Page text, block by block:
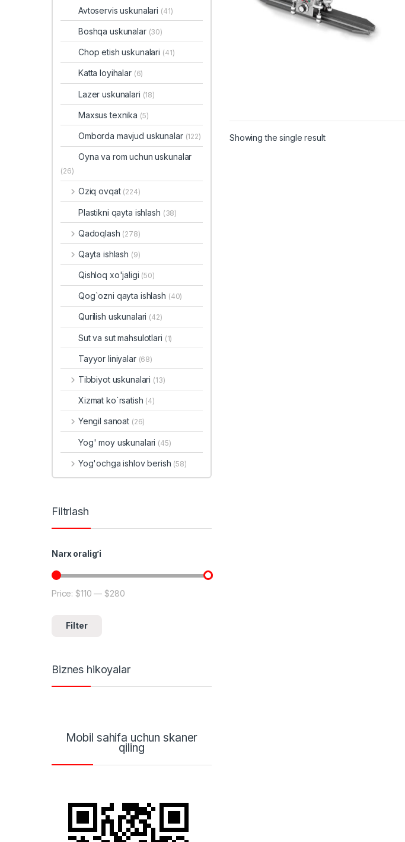
Showing the single result
Avtoservis uskunalari (41)
Boshqa uskunalar (30)
Chop etish uskunalari (41)
Katta loyihalar (6)
Lazer uskunalari (18)
Maxsus texnika (5)
Omborda mavjud uskunalar (122)
Oyna va rom uchun uskunalar
(26)
Oziq ovqat (224)
Plastikni qayta ishlash (38)
Qadoqlash (278)
Qayta ishlash (9)
Qishloq xo'jaligi (50)
Qog`ozni qayta ishlash (40)
Qurilish uskunalari (42)
Sut va sut mahsulotlari (1)
Tayyor liniyalar (68)
Tibbiyot uskunalari (13)
Xizmat ko`rsatish (4)
Yengil sanoat (26)
Yog' moy uskunalari (45)
Yog'ochga ishlov berish (58)
Filtrlash
Narx oralig’i
Min price
Max price
Filter
Price:$110 —$280
Biznes hikoyalar
Mobil sahifa uchun skaner
qiling